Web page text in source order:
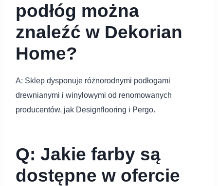
podłóg można
znaleźć w Dekorian
Home?
A: Sklep dysponuje różnorodnymi podłogami
drewnianymi i winylowymi od renomowanych
producentów, jak Designflooring i Pergo.
Q: Jakie farby są
dostępne w ofercie